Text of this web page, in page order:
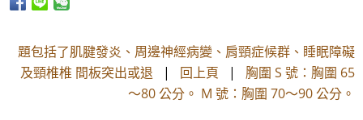
題包括了肌腱發炎、周邊神經病變、肩頸症候群、睡眠障礙
及頸椎椎 間板突出或退 | 回上頁 | 胸圍 S 號：胸圍 65
～80 公分。 M 號：胸圍 70～90 公分。